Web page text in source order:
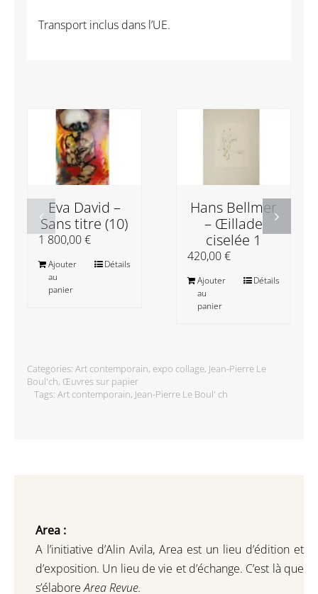
Transport inclus dans l’UE.
Eva David –
Sans titre (10)
1 800,00€
Ajouter
au
panier
Détails
Hans Bellmer
– Œillade
ciselée 1
420,00€
Ajouter
au
panier
Détails
Categories: Art contemporain, expo collage, Jean-Pierre Le
Boul'ch, Œuvres sur papier
Tags: Art contemporain, Jean-Pierre Le Boul' ch
Area :
A l’initiative d’Alin Avila, Area est un lieu d’édition et
d’exposition. Un lieu de vie et d’échange. C’est là que
s’élaboreArea Revue.